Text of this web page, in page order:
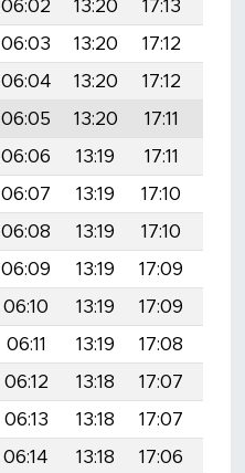
06:02 13:20 17:13
06:03 13:20 17:12
06:04 13:20 17:12
06:05 13:20 17:11
06:06 13:19 17:11
06:07 13:19 17:10
06:08 13:19 17:10
06:09 13:19 17:09
06:10 13:19 17:09
06:11 13:19 17:08
06:12 13:18 17:07
06:13 13:18 17:07
06:14 13:18 17:06